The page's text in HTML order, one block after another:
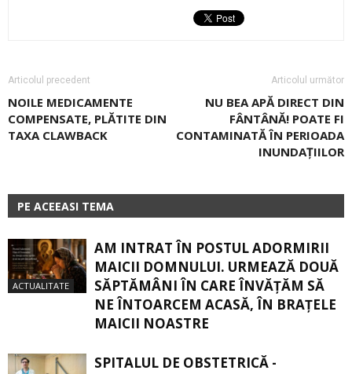
Articolul precedent
NOILE ­MEDICAMENTE
COMPENSATE, PLĂTITE DIN
TAXA CLAWBACK
Articolul următor
NU BEA APĂ DIRECT DIN
FÂNTÂNĂ! POATE FI
CONTAMINATĂ ÎN PERIOADA
INUNDAŢIILOR
PE ACEEASI TEMA
ACTUALITATE
AM INTRAT ÎN POSTUL ADORMIRII
MAICII DOMNULUI. URMEAZĂ DOUĂ
SĂPTĂMÂNI ÎN CARE ÎNVĂŢĂM SĂ
NE ÎNTOARCEM ACASĂ, ÎN BRAŢELE
MAICII NOASTRE
SPITALUL DE OBSTETRICĂ -